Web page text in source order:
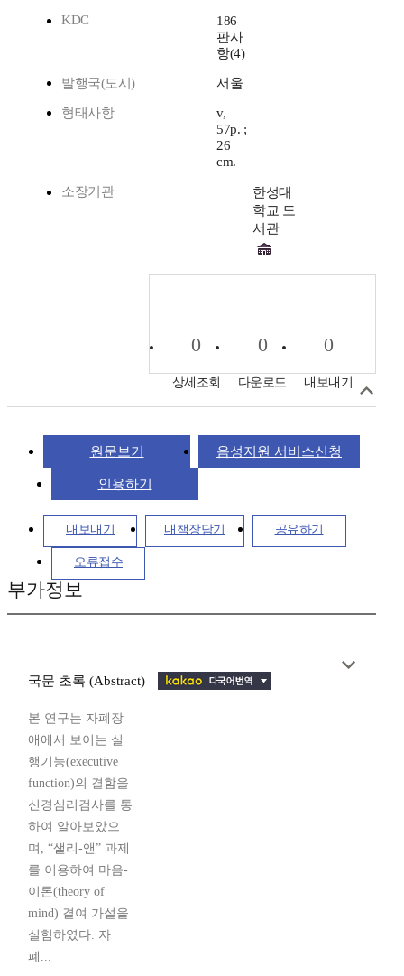
KDC
186
판사
항(4)
발행국(도시) 서울
형태사항
v,
57p. ;
26
cm.
소장기관
한성대
학교 도
서관
0
상세조회
0
다운로드
0
내보내기
원문보기 음성지원 서비스신청
인용하기
내보내기 내책장담기 공유하기
오류접수
부가정보
국문 초록 (Abstract)
본 연구는 자폐장
애에서 보이는 실
행기능(executive
function)의 결함을
신경심리검사를 통
하여 알아보았으
며, “샐리-앤” 과제
를 이용하여 마음-
이론(theory of
mind) 결여 가설을
실험하였다. 자
폐...